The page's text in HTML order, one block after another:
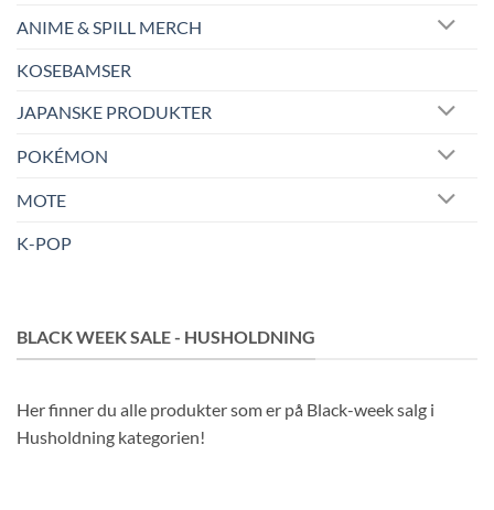
BLACK WEEK SALE - HUSHOLDNING
Her finner du alle produkter som er på Black-week salg i
Husholdning kategorien!
ANIME & SPILL MERCH
KOSEBAMSER
JAPANSKE PRODUKTER
POKÉMON
MOTE
K-POP